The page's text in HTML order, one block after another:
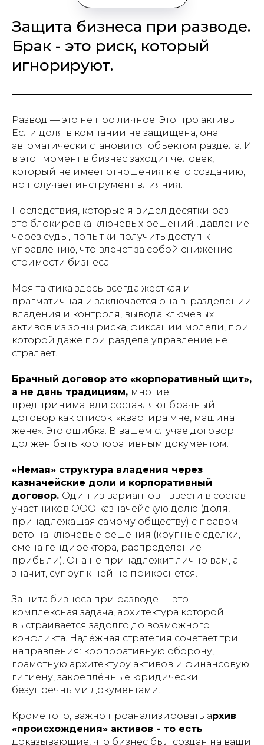
Защита бизнеса при разводе.
Брак - это риск, который
игнорируют.
Развод — это не про личное. Это про активы.
Если доля в компании не защищена, она
автоматически становится объектом раздела. И
в этот момент в бизнес заходит человек,
который не имеет отношения к его созданию,
но получает инструмент влияния.
Последствия, которые я видел десятки раз -
это блокировка ключевых решений , давление
через суды, попытки получить доступ к
управлению, что влечет за собой снижение
стоимости бизнеса.
Моя тактика здесь всегда жесткая и
прагматичная и заключается она в. разделении
владения и контроля, вывода ключевых
активов из зоны риска, фиксации модели, при
которой даже при разделе управление не
страдает.
Брачный договор это «корпоративный щит»,
а не дань традициям, многие
предприниматели составляют брачный
договор как список: «квартира мне, машина
жене». Это ошибка. В вашем случае договор
должен быть корпоративным документом.
«Немая» структура владения через
казначейские доли и корпоративный
договор. Один из вариантов - ввести в состав
участников ООО казначейскую долю (доля,
принадлежащая самому обществу) с правом
вето на ключевые решения (крупные сделки,
смена гендиректора, распределение
прибыли). Она не принадлежит лично вам, а
значит, супруг к ней не прикоснется.
Защита бизнеса при разводе — это
комплексная задача, архитектура которой
выстраивается задолго до возможного
конфликта. Надёжная стратегия сочетает три
направления: корпоративную оборону,
грамотную архитектуру активов и финансовую
гигиену, закреплённые юридически
безупречными документами.
Кроме того, важно проанализировать архив
«происхождения» активов - то есть
доказывающие, что бизнес был создан на ваши